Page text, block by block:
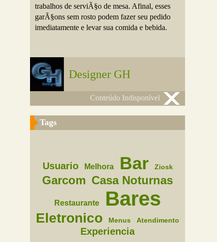
trabalhos de serviÃ§o de mesa. Afinal, esses
garÃ§ons sem rosto podem fazer seu pedido
imediatamente e levar sua comida e bebida.
Designer GH
Conteúdo Indisponível
Tags
Usuario Melhora Bar Ziosk
Garcom Casa Noturnas
Restaurante Bares
Eletronico Menus Atendimento
Experiencia